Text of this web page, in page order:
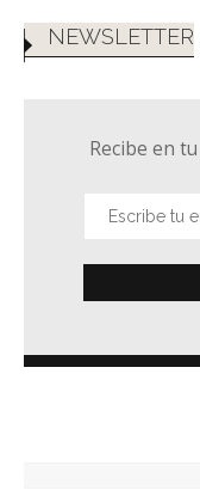
NEWSLETTER
Recibe en